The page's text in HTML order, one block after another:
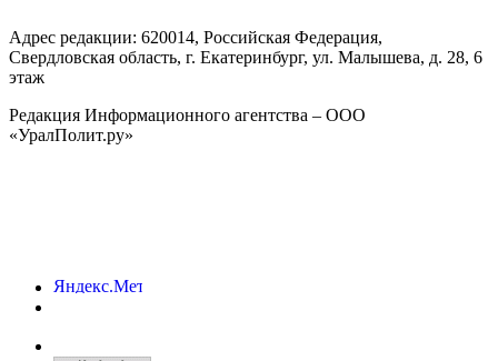
Адрес редакции: 620014, Российская Федерация,
Свердловская область, г. Екатеринбург, ул. Малышева, д. 28, 6
этаж
Редакция Информационного агентства – ООО
«УралПолит.ру»